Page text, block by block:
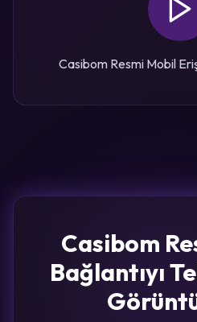
Casibom Resmi Mobil
Casibom
Bağlantıyı